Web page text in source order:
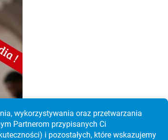
wykorzystywania oraz przetwarzania
Partnerom przypisanych Ci
i pozostałych, które wskazujemy